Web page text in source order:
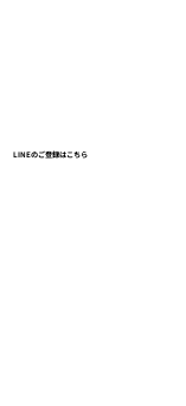
を関連会社
LINEのご登録はこちら